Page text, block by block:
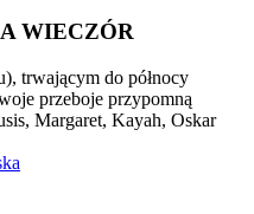
WIECZÓR
trwającym do północy
przeboje przypomną
Margaret, Kayah, Oskar